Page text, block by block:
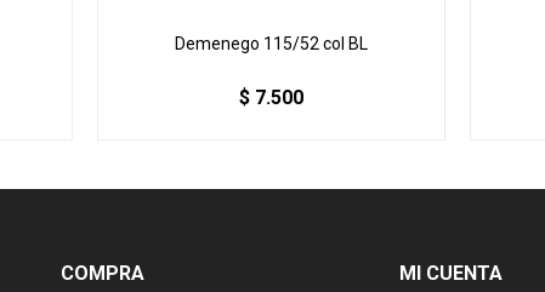
Demenego 115/52 col BL
$ 7.500
COMPRA MI CUENTA